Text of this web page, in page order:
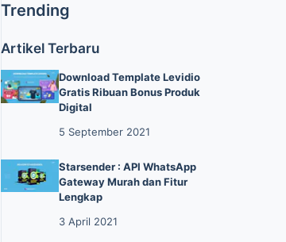
Trending
Artikel Terbaru
Download Template Levidio
Gratis Ribuan Bonus Produk
Digital
5 September 2021
Starsender : API WhatsApp
Gateway Murah dan Fitur
Lengkap
3 April 2021